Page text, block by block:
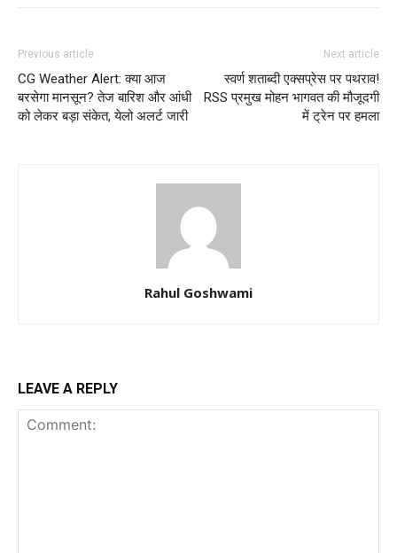
Previous article
CG Weather Alert: क्या आज
बरसेगा मानसून? तेज बारिश और आंधी
को लेकर बड़ा संकेत, येलो अलर्ट जारी
Next article
स्वर्ण शताब्दी एक्सप्रेस पर पथराव!
RSS प्रमुख मोहन भागवत की मौजूदगी
में ट्रेन पर हमला
Rahul Goshwami
LEAVE A REPLY